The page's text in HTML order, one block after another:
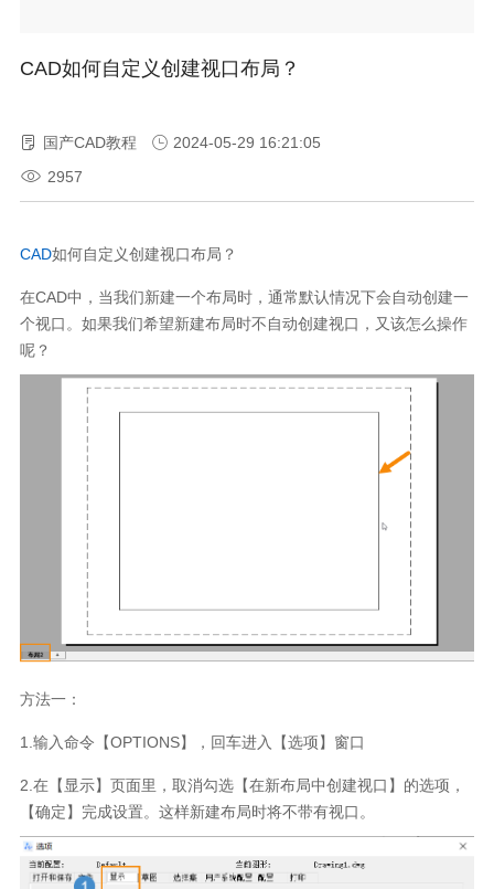
CAD如何自定义创建视口布局？
国产CAD教程
2024-05-29 16:21:05
2957
CAD如何自定义创建视口布局？
在CAD中，当我们新建一个布局时，通常默认情况下会自动创建一
个视口。如果我们希望新建布局时不自动创建视口，又该怎么操作
呢？
方法一：
1. 输入命令【OPTIONS】，回车进入【选项】窗口
2. 在【显示】页面里，取消勾选【在新布局中创建视口】的选项，
【确定】完成设置。这样新建布局时将不带有视口。